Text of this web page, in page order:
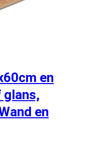
en
glans,
en